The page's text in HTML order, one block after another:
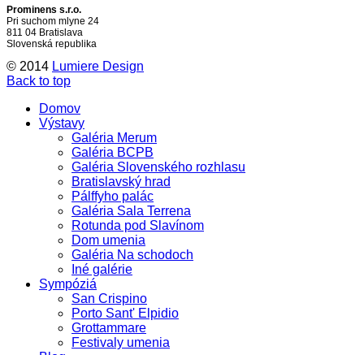
Prominens s.r.o.
Pri suchom mlyne 24
811 04 Bratislava
Slovenská republika
© 2014 Lumiere Design
Back to top
Domov
Výstavy
Galéria Merum
Galéria BCPB
Galéria Slovenského rozhlasu
Bratislavský hrad
Pálffyho palác
Galéria Sala Terrena
Rotunda pod Slavínom
Dom umenia
Galéria Na schodoch
Iné galérie
Sympóziá
San Crispino
Porto Sant' Elpidio
Grottammare
Festivaly umenia